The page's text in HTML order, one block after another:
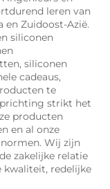
leren van
en Zuidoost-Azië.
siliconen
siliconen
cadeaus,
te
strikt het
producten
en al onze
Wij zijn
zakelijke relatie
kwaliteit, redelijke